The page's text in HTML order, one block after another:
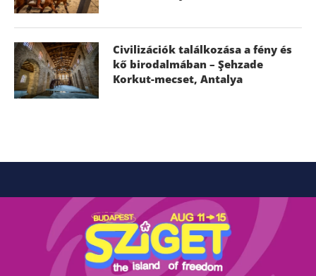
Civilizációk találkozása a fény és
kő birodalmában – Şehzade
Korkut-mecset, Antalya